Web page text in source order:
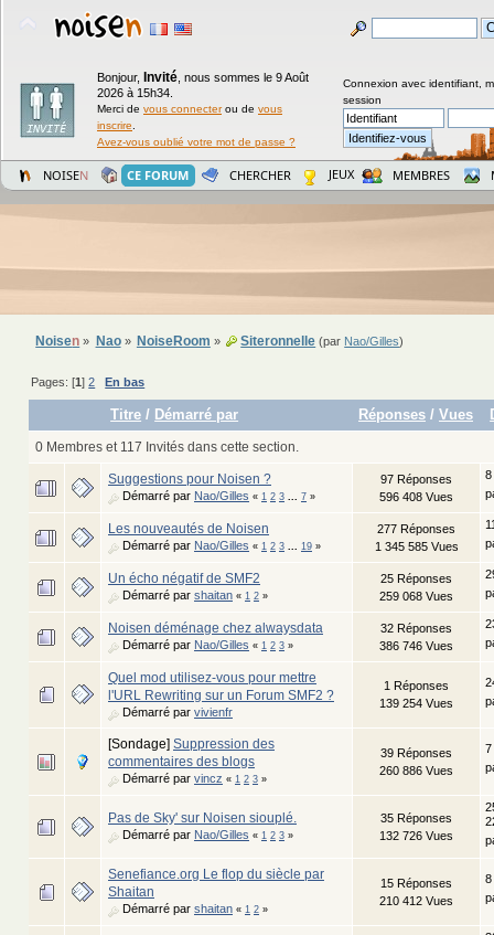
Bonjour, Invité nous sommes le 9 Août
2026 à 15h34.
Merci de vous connecterou de vous
inscrire
Avez-vous oublié votre mot de passe ?
Connexion avec identifiant,
session
NOISEN CE FORUM CHERCHER JEUX MEMBRES
Noisen » Nao» NoiseRoom » Siteronnelle (par Nao/Gilles)
Pages: [1]2 En bas
Titre / Démarré par Réponses / Vues
0 Membres et 117 Invités dans cette section.
Suggestions pour Noisen ?
Démarré par Nao/Gilles « 1 2 3 7 »
97 Réponses
596 408 Vues
8
Les nouveautés de Noisen
Démarré par Nao/Gilles « 1 2 3 19 »
277 Réponses
1 345 585 Vues
Un écho négatif de SMF2
Démarré par shaitan « 1 2 »
25 Réponses
259 068 Vues
Noisen déménage chez alwaysdata
Démarré par Nao/Gilles « 1 2 3 »
32 Réponses
386 746 Vues
Quel mod utilisez-vous pour mettre
l'URL Rewriting sur un Forum SMF2 ?
Démarré par vivienfr
1 Réponses
139 254 Vues
[Sondage] Suppression des
commentaires des blogs
Démarré par vincz « 1 2 3 »
39 Réponses
260 886 Vues
7
Pas de Sky' sur Noisen siouplé.
Démarré par Nao/Gilles « 1 2 3 »
35 Réponses
132 726 Vues
Senefiance.org Le flop du siècle par
Shaitan
Démarré par shaitan « 1 2 »
15 Réponses
210 412 Vues
8